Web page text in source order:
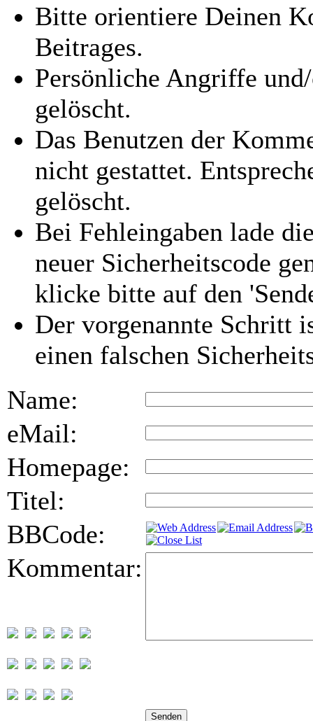
Bitte orientiere Deinen
Beitrages.
Persönliche Angriffe
gelöscht.
Das Benutzen der
nicht gestattet.
gelöscht.
Bei Fehleingaben lade
neuer Sicherheitscode
klicke bitte auf den
Der vorgenannte Schritt
einen falschen
Name:
eMail:
Homepage:
Titel:
BBCode:
Kommentar: